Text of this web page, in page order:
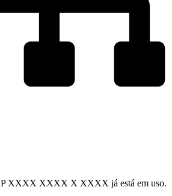
P XXXX XXXX X XXXX já está em uso.